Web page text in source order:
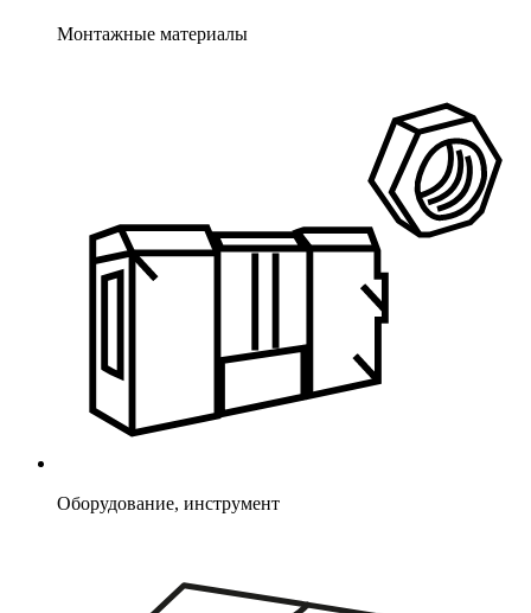
Монтажные материалы
Оборудование, инструмент